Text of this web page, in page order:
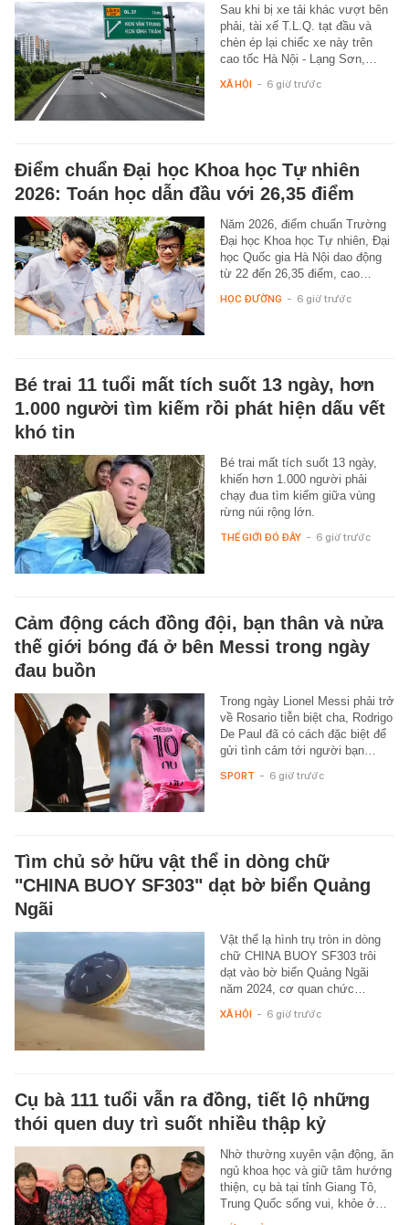
Sau khi bị xe tải khác vượt bên
phải, tài xế T.L.Q. tạt đầu và
chèn ép lại chiếc xe này trên
cao tốc Hà Nội - Lạng Sơn,…
XÃ HỘI - 6 giờ trước
Điểm chuẩn Đại học Khoa học Tự nhiên
2026: Toán học dẫn đầu với 26,35 điểm
Năm 2026, điểm chuẩn Trường
Đại học Khoa học Tự nhiên, Đại
học Quốc gia Hà Nội dao động
từ 22 đến 26,35 điểm, cao…
HỌC ĐƯỜNG - 6 giờ trước
Bé trai 11 tuổi mất tích suốt 13 ngày, hơn
1.000 người tìm kiếm rồi phát hiện dấu vết
khó tin
Bé trai mất tích suốt 13 ngày,
khiến hơn 1.000 người phải
chạy đua tìm kiếm giữa vùng
rừng núi rộng lớn.
THẾ GIỚI ĐÓ ĐÂY - 6 giờ trước
Cảm động cách đồng đội, bạn thân và nửa
thế giới bóng đá ở bên Messi trong ngày
đau buồn
Trong ngày Lionel Messi phải trở
về Rosario tiễn biệt cha, Rodrigo
De Paul đã có cách đặc biệt để
gửi tình cảm tới người bạn…
SPORT - 6 giờ trước
Tìm chủ sở hữu vật thể in dòng chữ
"CHINA BUOY SF303" dạt bờ biển Quảng
Ngãi
Vật thể lạ hình trụ tròn in dòng
chữ CHINA BUOY SF303 trôi
dạt vào bờ biển Quảng Ngãi
năm 2024, cơ quan chức…
XÃ HỘI - 6 giờ trước
Cụ bà 111 tuổi vẫn ra đồng, tiết lộ những
thói quen duy trì suốt nhiều thập kỷ
Nhờ thường xuyên vận động, ăn
ngủ khoa học và giữ tâm hướng
thiện, cụ bà tại tỉnh Giang Tô,
Trung Quốc sống vui, khỏe ở…